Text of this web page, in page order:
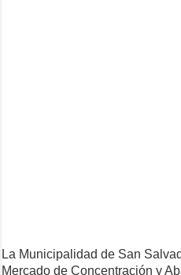
La Municipalidad de San
Mercado de Concentración y